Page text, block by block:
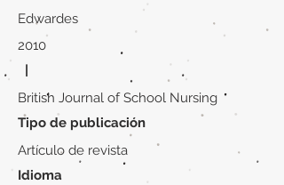
Edwardes
2010
|
British Journal of School Nursing
Tipo de publicación
Artículo de revista
Idioma